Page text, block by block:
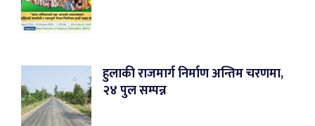
हुलाकी राजमार्ग निर्माण अन्तिम चरणमा,
२४ पुल सम्पन्न